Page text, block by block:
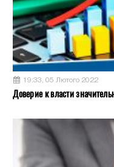
19:33, 05 Лютого 2022
Доверие к власти